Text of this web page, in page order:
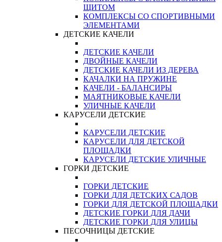
ЩИТОМ
КОМПЛЕКСЫ СО СПОРТИВНЫМИ
ЭЛЕМЕНТАМИ
ДЕТСКИЕ КАЧЕЛИ
ДЕТСКИЕ КАЧЕЛИ
ДВОЙНЫЕ КАЧЕЛИ
ДЕТСКИЕ КАЧЕЛИ ИЗ ДЕРЕВА
КАЧАЛКИ НА ПРУЖИНЕ
КАЧЕЛИ - БАЛАНСИРЫ
МАЯТНИКОВЫЕ КАЧЕЛИ
УЛИЧНЫЕ КАЧЕЛИ
КАРУСЕЛИ ДЕТСКИЕ
КАРУСЕЛИ ДЕТСКИЕ
КАРУСЕЛИ ДЛЯ ДЕТСКОЙ
ПЛОЩАДКИ
КАРУСЕЛИ ДЕТСКИЕ УЛИЧНЫЕ
ГОРКИ ДЕТСКИЕ
ГОРКИ ДЕТСКИЕ
ГОРКИ ДЛЯ ДЕТСКИХ САДОВ
ГОРКИ ДЛЯ ДЕТСКОЙ ПЛОЩАДКИ
ДЕТСКИЕ ГОРКИ ДЛЯ ДАЧИ
ДЕТСКИЕ ГОРКИ ДЛЯ УЛИЦЫ
ПЕСОЧНИЦЫ ДЕТСКИЕ